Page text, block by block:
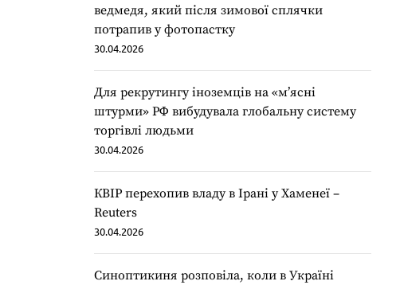
ведмедя, який після зимової сплячки
потрапив у фотопастку
30.04.2026
Для рекрутингу іноземців на «мʼясні
штурми» РФ вибудувала глобальну систему
торгівлі людьми
30.04.2026
КВІР перехопив владу в Ірані у Хаменеї –
Reuters
30.04.2026
Синоптикиня розповіла, коли в Україні